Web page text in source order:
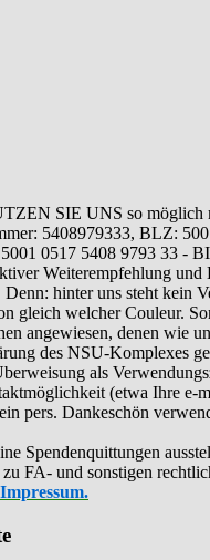
SIE UNS so möglich
5408979333, BLZ:
0517 5408 9793 33 -
Weiterempfehlung und
hinter uns steht kein
gleich welcher Couleur.
angewiesen, denen wie
des NSU-Komplexes
als
(etwa Ihre e-
pers. Dankeschön
Spendenquittungen
FA- und sonstigen
Impressum.